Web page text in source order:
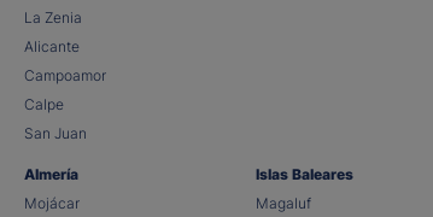
La Zenia
Alicante
Campoamor
Calpe
San Juan
Almería
Mojácar
Islas Baleares
Magaluf